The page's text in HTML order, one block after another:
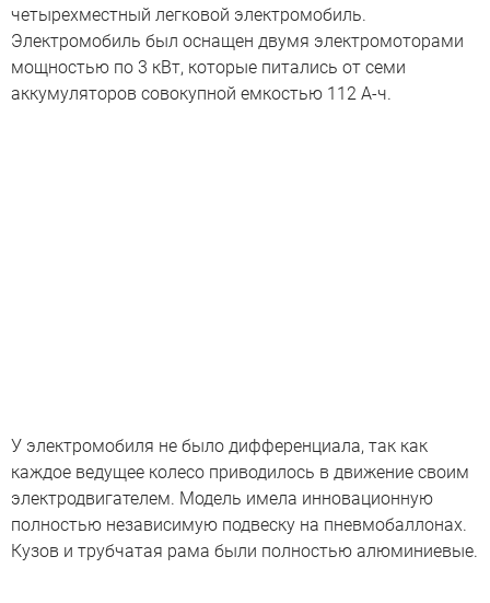
четырехместный легковой электромобиль.
Электромобиль был оснащен двумя электромоторами
мощностью по 3 кВт, которые питались от семи
аккумуляторов совокупной емкостью 112 А-ч.
У электромобиля не было дифференциала, так как
каждое ведущее колесо приводилось в движение своим
электродвигателем. Модель имела инновационную
полностью независимую подвеску на пневмобаллонах.
Кузов и трубчатая рама были полностью алюминиевые.